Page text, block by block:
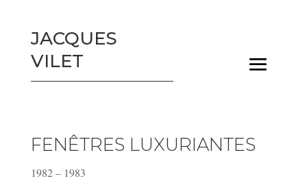
JACQUES
VILET
FENÊTRES LUXURIANTES
1982 – 1983